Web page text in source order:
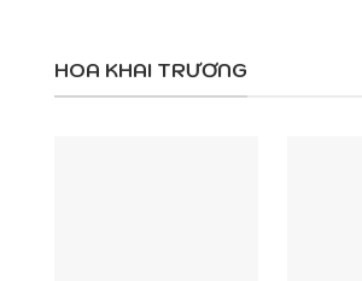
HOA KHAI TRƯƠNG